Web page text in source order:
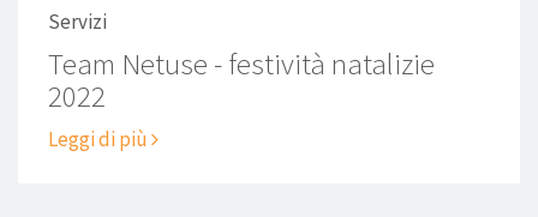
Servizi
Team Netuse - festività natalizie
2022
Leggi di più